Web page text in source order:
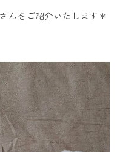
んをご紹介いたします＊